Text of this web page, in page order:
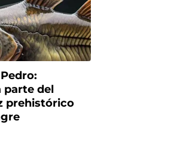
parte del
prehistórico